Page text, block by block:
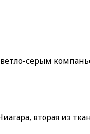
серым
вторая из